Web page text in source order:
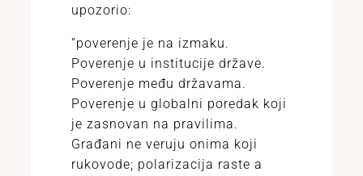
upozorio:
“poverenje je na izmaku.
Poverenje u institucije države.
Poverenje među državama.
Poverenje u globalni poredak koji
je zasnovan na pravilima.
Građani ne veruju onima koji
rukovode; polarizacija raste a